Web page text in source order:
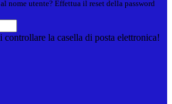
nome utente? Effettua il reset della password
la casella di posta elettronica!